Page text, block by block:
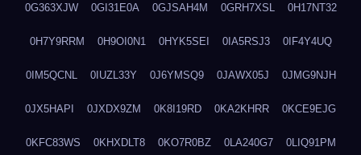
0G363XJW 0GI31E0A 0GJSAH4M 0GRH7XSL 0H17NT32
0H7Y9RRM 0H9OI0N1 0HYK5SEI 0IA5RSJ3 0IF4Y4UQ
0IM5QCNL 0IUZL33Y 0J6YMSQ9 0JAWX05J 0JMG9NJH
0JX5HAPI 0JXDX9ZM 0K8I19RD 0KA2KHRR 0KCE9EJG
0KFC83WS 0KHXDLT8 0KO7R0BZ 0LA240G7 0LIQ91PM